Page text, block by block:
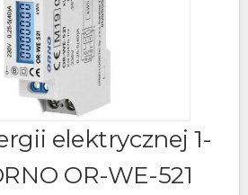
elektrycznej 1-
OR-WE-521